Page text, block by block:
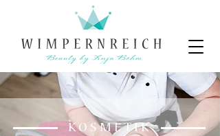
K O S M E T I K